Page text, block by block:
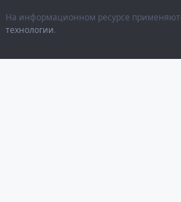
На информационном ресурсе
технологии.